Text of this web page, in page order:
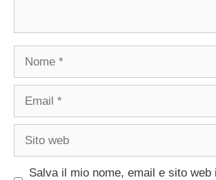
Nome
Email
Sito
Salva il mio nome, email e sito web